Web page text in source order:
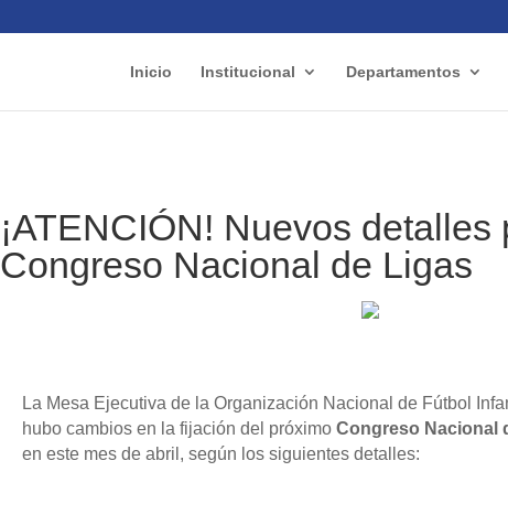
Inicio Institucional Departamentos
¡ATENCIÓN! Nuevos detalles
Congreso Nacional de Ligas
La Mesa Ejecutiva de la Organización Nacional de Fútbol
hubo cambios en la fijación del próximo Congreso Nacional
en este mes de abril, según los siguientes detalles: